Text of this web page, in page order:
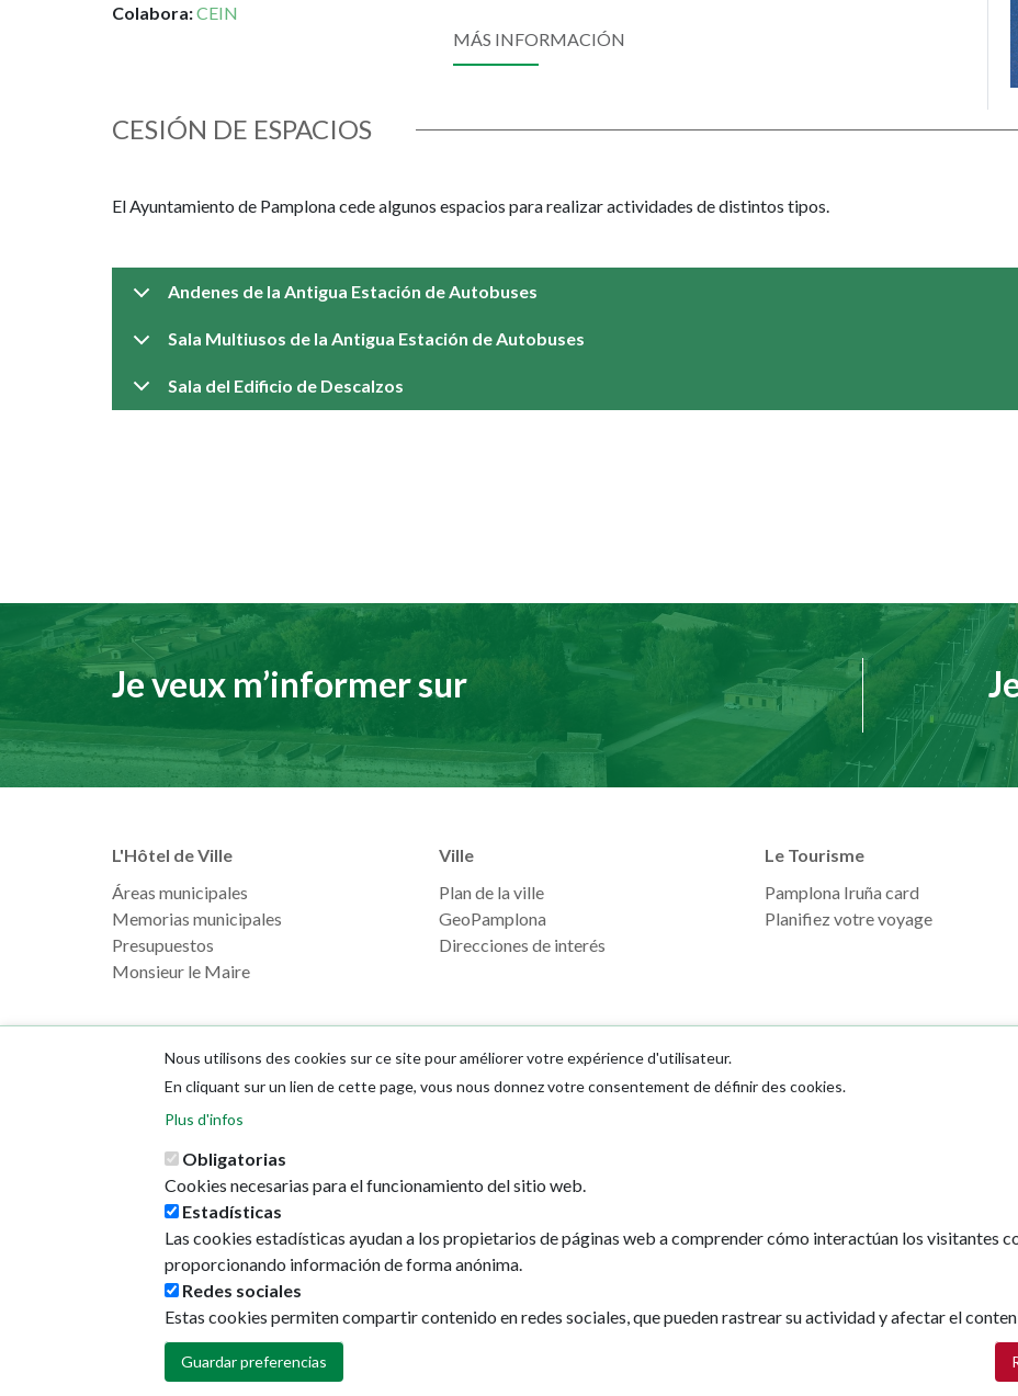
Colabora:CEIN
MÁS INFORMACIÓN
CESIÓN DE ESPACIOS
El Ayuntamiento de Pamplona cede algunos espacios para realizar actividades de distintos tipos.
Andenes de la Antigua Estación de Autobuses
Sala Multiusos de la Antigua Estación de Autobuses
Sala del Edificio de Descalzos
Je veux m’informer sur
L'Hôtel de Ville
Áreas municipales
Memorias municipales
Presupuestos
Monsieur le Maire
Ville
Plan de la ville
GeoPamplona
Direcciones de interés
Le Tourisme
Pamplona Iruña card
Planifiez votre voyage
31001 - Pamplona
Nous utilisons des cookies sur ce site pour améliorer votre expérience d'utilisateur.
En cliquant sur un lien de cette page, vous nous donnez votre consentement de définir des cookies.
Plus d'infos
Obligatorias
Cookies necesarias para el funcionamiento del sitio web.
Estadísticas
Las cookies estadísticas ayudan a los propietarios de páginas web a comprender cómo interactúan los visitantes
proporcionando información de forma anónima.
Redes sociales
Estas cookies permiten compartir contenido en redes sociales, que pueden rastrear su actividad y afectar el
Guardar preferencias